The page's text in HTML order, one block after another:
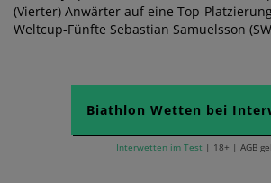
(Vierter) Anwärter auf eine Top-
Weltcup-Fünfte Sebastian Samuelsson
Biathlon Wetten bei
Interwetten im Test | 18+ | AGB